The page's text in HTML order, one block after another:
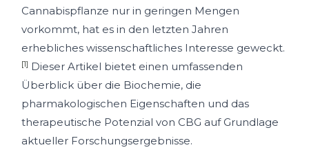
Cannabispflanze nur in geringen Mengen
vorkommt, hat es in den letzten Jahren
erhebliches wissenschaftliches Interesse geweckt.
[1] Dieser Artikel bietet einen umfassenden
Überblick über die Biochemie, die
pharmakologischen Eigenschaften und das
therapeutische Potenzial von CBG auf Grundlage
aktueller Forschungsergebnisse.